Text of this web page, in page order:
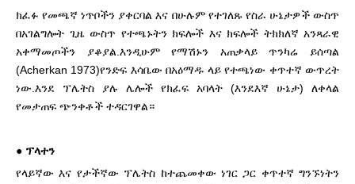
ክፈፉ የመጫኛ ነጥቦችን ያቀርባል እና በሁሉም የተገለጹ የስራ ሁኔታዎች ውስጥ
በአገልግሎት ጊዜ ውስጥ የተጫኑትን ክፍሎች እና ክፍሎች ትክክለኛ አንጻራዊ
አቀማመጦችን ያቆያል.እንዲሁም የማሽኑን አጠቃላይ ጥንካሬ ይሰጣል
(Acherkan 1973)የንድፍ እሳቤው በአዕማዱ ላይ የተጫነው ቀጥተኛ ውጥረት
ነው.እንደ ፕሌትስ ያሉ ሌሎች የክፈፍ አባላት (እንደእኛ ሁኔታ) ለቀላል
የመታጠፍ ጭንቀቶች ተዳርገዋል።
● ፕላተን
የላይኛው እና የታችኛው ፕሌትስ ከተጨመቀው ነገር ጋር ቀጥተኛ ግንኙነትን